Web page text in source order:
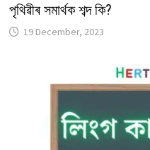
পৃথিৱীৰ সমাৰ্থক শব্দ কি?
19 December, 2023